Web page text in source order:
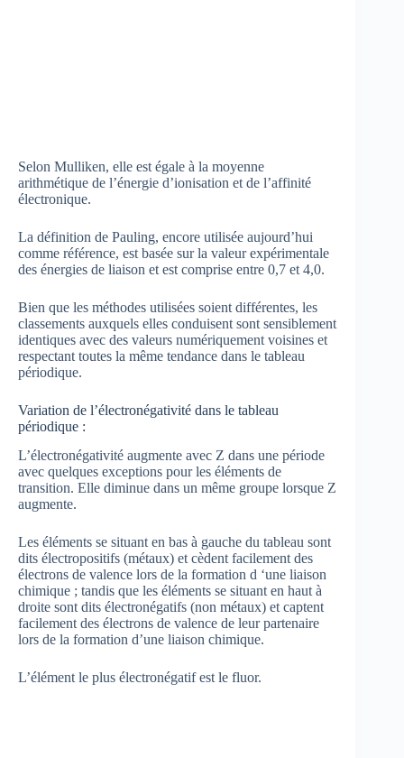
Selon Mulliken, elle est égale à la moyenne
arithmétique de l’énergie d’ionisation et de l’affinité
électronique.
La définition de Pauling, encore utilisée aujourd’hui
comme référence, est basée sur la valeur expérimentale
des énergies de liaison et est comprise entre 0,7 et 4,0.
Bien que les méthodes utilisées soient différentes, les
classements auxquels elles conduisent sont sensiblement
identiques avec des valeurs numériquement voisines et
respectant toutes la même tendance dans le tableau
périodique.
Variation de l’électronégativité dans le tableau
périodique :
L’électronégativité augmente avec Z dans une période
avec quelques exceptions pour les éléments de
transition. Elle diminue dans un même groupe lorsque Z
augmente.
Les éléments se situant en bas à gauche du tableau sont
dits électropositifs (métaux) et cèdent facilement des
électrons de valence lors de la formation d ‘une liaison
chimique ; tandis que les éléments se situant en haut à
droite sont dits électronégatifs (non métaux) et captent
facilement des électrons de valence de leur partenaire
lors de la formation d’une liaison chimique.
L’élément le plus électronégatif est le fluor.